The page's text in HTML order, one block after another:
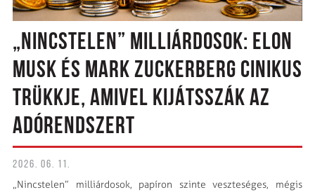
„NINCSTELEN” MILLIÁRDOSOK: ELON
MUSK ÉS MARK ZUCKERBERG CINIKUS
TRÜKKJE, AMIVEL KIJÁTSSZÁK AZ
ADÓRENDSZERT
2026. 06. 11.
„Nincstelen” milliárdosok, papíron szinte veszteséges, mégis